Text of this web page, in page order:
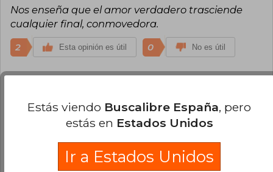
Nos enseña que el amor verdadero trasciende
cualquier final, conmovedora.
2 Esta opinión es útil 0 No es útil
Compra Verificada
Me gusto, al empezar a leer como 2 personas
era como escucharlos hablar. puede ser que me
sentí un poco identificada, estoy en un duelo
Estás viendo Buscalibre España, pero
estás en Estados Unidos
Ir a Estados Unidos